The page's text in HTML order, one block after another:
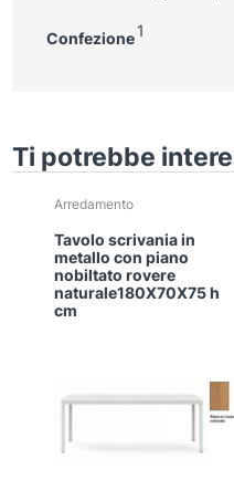
Confezione 1
Ti potrebbe
Arredamento
Tavolo scrivania in
metallo con piano
nobiltato rovere
naturale180X70X75 h
cm
Questo
ha
più
varianti.
Le
scelte
pagina